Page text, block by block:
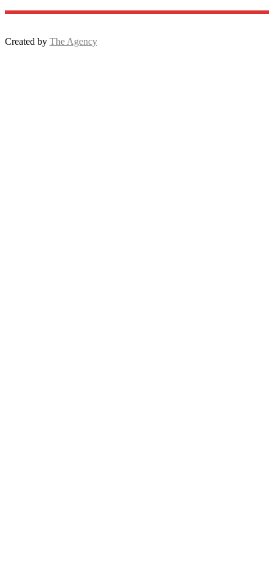
Created by The Agency